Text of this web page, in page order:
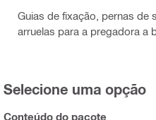
Guias de fixação, pernas de
arruelas para a pregadora a
Selecione uma opção
Conteúdo do pacote